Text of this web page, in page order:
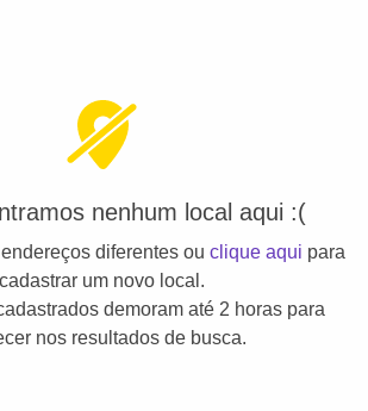
nenhum local aqui :(
diferentes ou clique aqui para
cadastrar um novo local.
demoram até 2 horas para
nos resultados de busca.